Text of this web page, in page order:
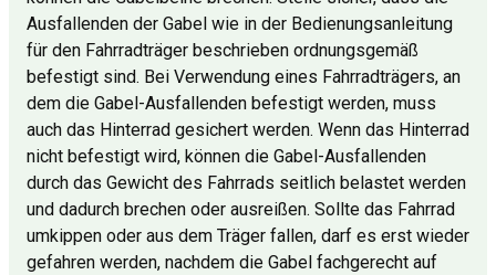
Ausfallenden der Gabel wie in der Bedienungsanleitung
für den Fahrradträger beschrieben ordnungsgemäß
befestigt sind. Bei Verwendung eines Fahrradträgers, an
dem die Gabel-Ausfallenden befestigt werden, muss
auch das Hinterrad gesichert werden. Wenn das Hinterrad
nicht befestigt wird, können die Gabel-Ausfallenden
durch das Gewicht des Fahrrads seitlich belastet werden
und dadurch brechen oder ausreißen. Sollte das Fahrrad
umkippen oder aus dem Träger fallen, darf es erst wieder
gefahren werden, nachdem die Gabel fachgerecht auf